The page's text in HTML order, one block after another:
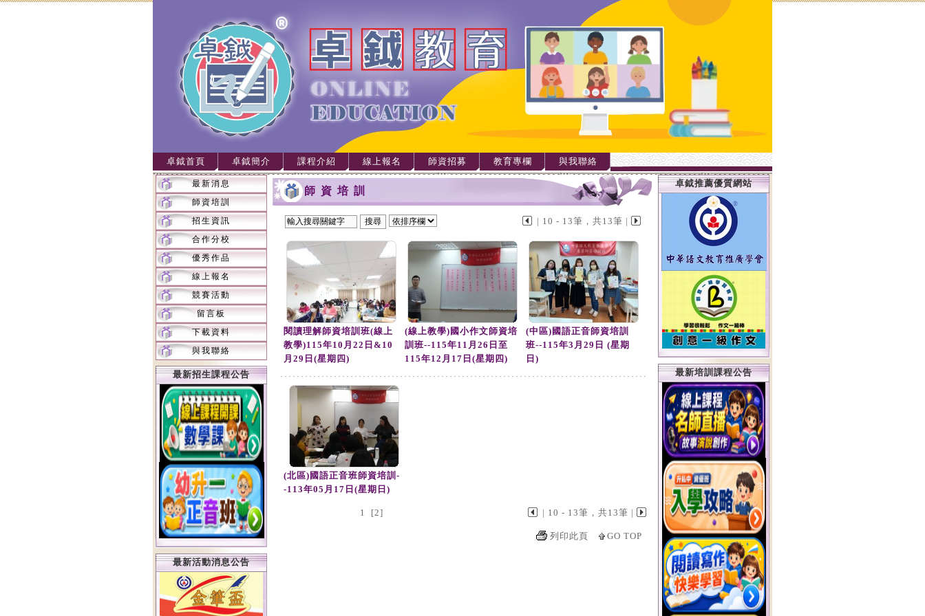
卓鉞首頁 卓鉞簡介 課程介紹 線上報名 師資招募 教育專欄 與我聯絡
最新消息
師資培訓
招生資訊
合作分校
優秀作品
線上報名
競賽活動
留言板
下載資料
與我聯絡
最新招生課程公告
最新活動消息公告
師資培訓
| 10 - 13筆，共13筆 |
閱讀理解師資培訓班(線上
教學)115年10月22日&10
月29日(星期四)
(線上教學)國小作文師資培
訓班--115年11月26日至
115年12月17日(星期四)
(中區)國語正音師資培訓
班--115年3月29日 (星期
日)
(北區)國語正音班師資培訓-
-113年05月17日(星期日)
1 [2] | 10 - 13筆，共13筆 |
列印此頁 GO TOP
卓鉞推薦優質網站
最新培訓課程公告